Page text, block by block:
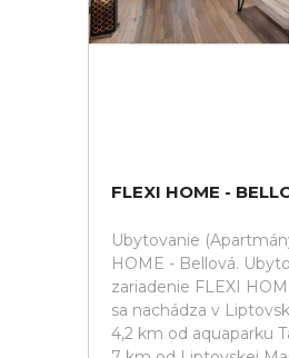
FLEXI HOME -
Ubytovanie
HOME - Bellová.
zariadenie FLEXI
sa nachádza v
4,2 km od aquaparku